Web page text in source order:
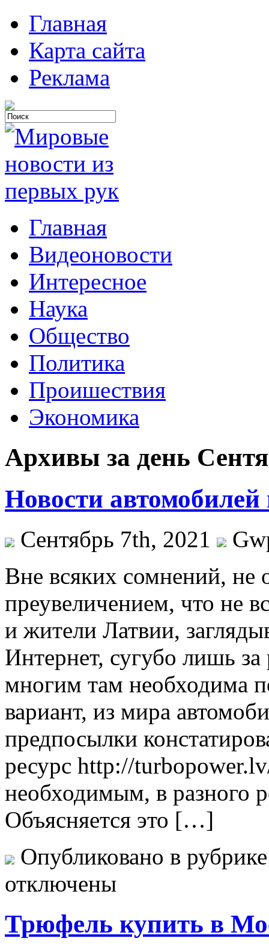
Главная
Карта сайта
Реклама
Главная
Видеоновости
Интересное
Наука
Общество
Политика
Проишествия
Экономика
Архивы за день
Новости
Сентябрь 7th, 2021
Внe всякиx сомнений, не
преувеличением, что не
и жители Латвии,
Интернет, сугубо лишь
многим там необходима
вариант, из мира
предпосылки
ресурс http://
необходимым, в разного
Объясняется это […]
Опубликовано в
отключены
Трюфель купить в